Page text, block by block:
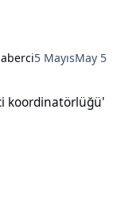
5 MayısMay 5
koordinatörlüğü'